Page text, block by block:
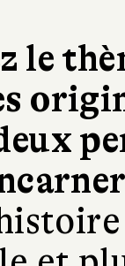
le